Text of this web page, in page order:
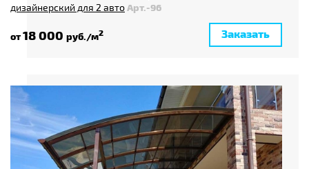
дизайнерский для 2 автоАрт.-96
от18 000 руб./м2 Заказать